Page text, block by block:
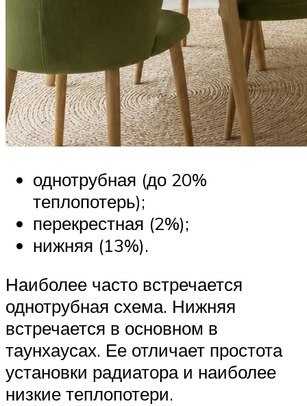
однотрубная (до 20%
теплопотерь);
перекрестная (2%);
нижняя (13%).
Наиболее часто встречается
однотрубная схема. Нижняя
встречается в основном в
таунхаусах. Ее отличает простота
установки радиатора и наиболее
низкие теплопотери.